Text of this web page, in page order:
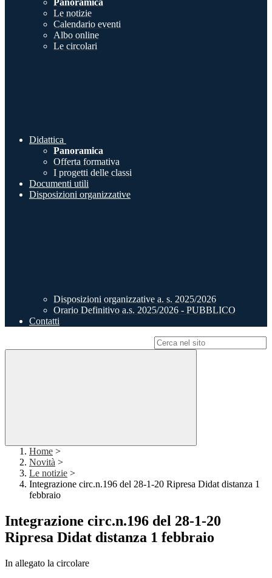
Panoramica
Le notizie
Calendario eventi
Albo online
Le circolari
Didattica
Panoramica
Offerta formativa
I progetti delle classi
Documenti utili
Disposizioni organizzative
Disposizioni organizzative a. s. 2025/2026
Orario Definitivo a.s. 2025/2026 - PUBBLICO
Contatti
Home >
Novità >
Le notizie >
Integrazione circ.n.196 del 28-1-20 Ripresa Didat distanza 1
febbraio
Integrazione circ.n.196 del 28-1-20
Ripresa Didat distanza 1 febbraio
In allegato la circolare